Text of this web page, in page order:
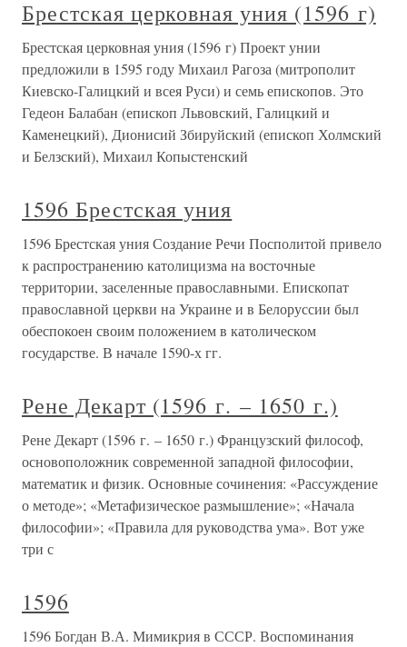
Брестская церковная уния (1596 г)
Брестская церковная уния (1596 г) Проект унии
предложили в 1595 году Михаил Рагоза (митрополит
Киевско-Галицкий и всея Руси) и семь епископов. Это
Гедеон Балабан (епископ Львовский, Галицкий и
Каменецкий), Дионисий Збируйский (епископ Холмский
и Белзский), Михаил Копыстенский
1596 Брестская уния
1596 Брестская уния Создание Речи Посполитой привело
к распространению католицизма на восточные
территории, заселенные православными. Епископат
православной церкви на Украине и в Белоруссии был
обеспокоен своим положением в католическом
государстве. В начале 1590-х гг.
Рене Декарт (1596 г. – 1650 г.)
Рене Декарт (1596 г. – 1650 г.) Французский философ,
основоположник современной западной философии,
математик и физик. Основные сочинения: «Рассуждение
о методе»; «Метафизическое размышление»; «Начала
философии»; «Правила для руководства ума». Вот уже
три с
1596
1596 Богдан В.А. Мимикрия в СССР. Воспоминания